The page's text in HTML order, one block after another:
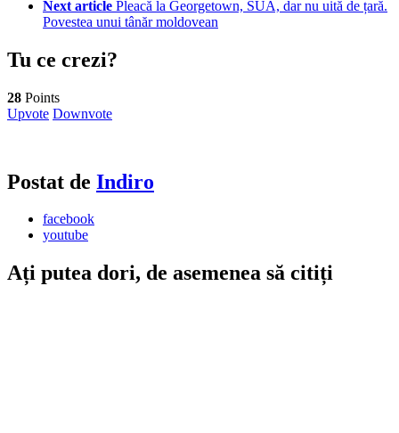
Next article Pleacă la Georgetown, SUA, dar nu uită de țară.
Povestea unui tânăr moldovean
Tu ce crezi?
28 Points
Upvote Downvote
Postat de Indiro
facebook
youtube
Ați putea dori, de asemenea să citiți